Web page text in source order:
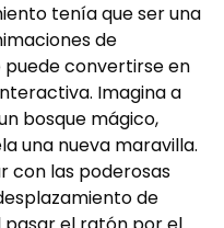
tenía que ser una
de
puede convertirse en
Imagina a
bosque mágico,
una nueva maravilla.
con las poderosas
de